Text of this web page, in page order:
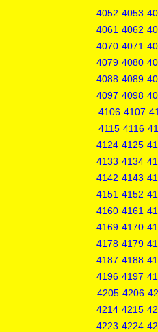
4052 4053
4061 4062
4070 4071
4079 4080
4088 4089
4097 4098
4106 4107
4115 4116
4124 4125
4133 4134
4142 4143
4151 4152
4160 4161
4169 4170
4178 4179
4187 4188
4196 4197
4205 4206
4214 4215
4223 4224